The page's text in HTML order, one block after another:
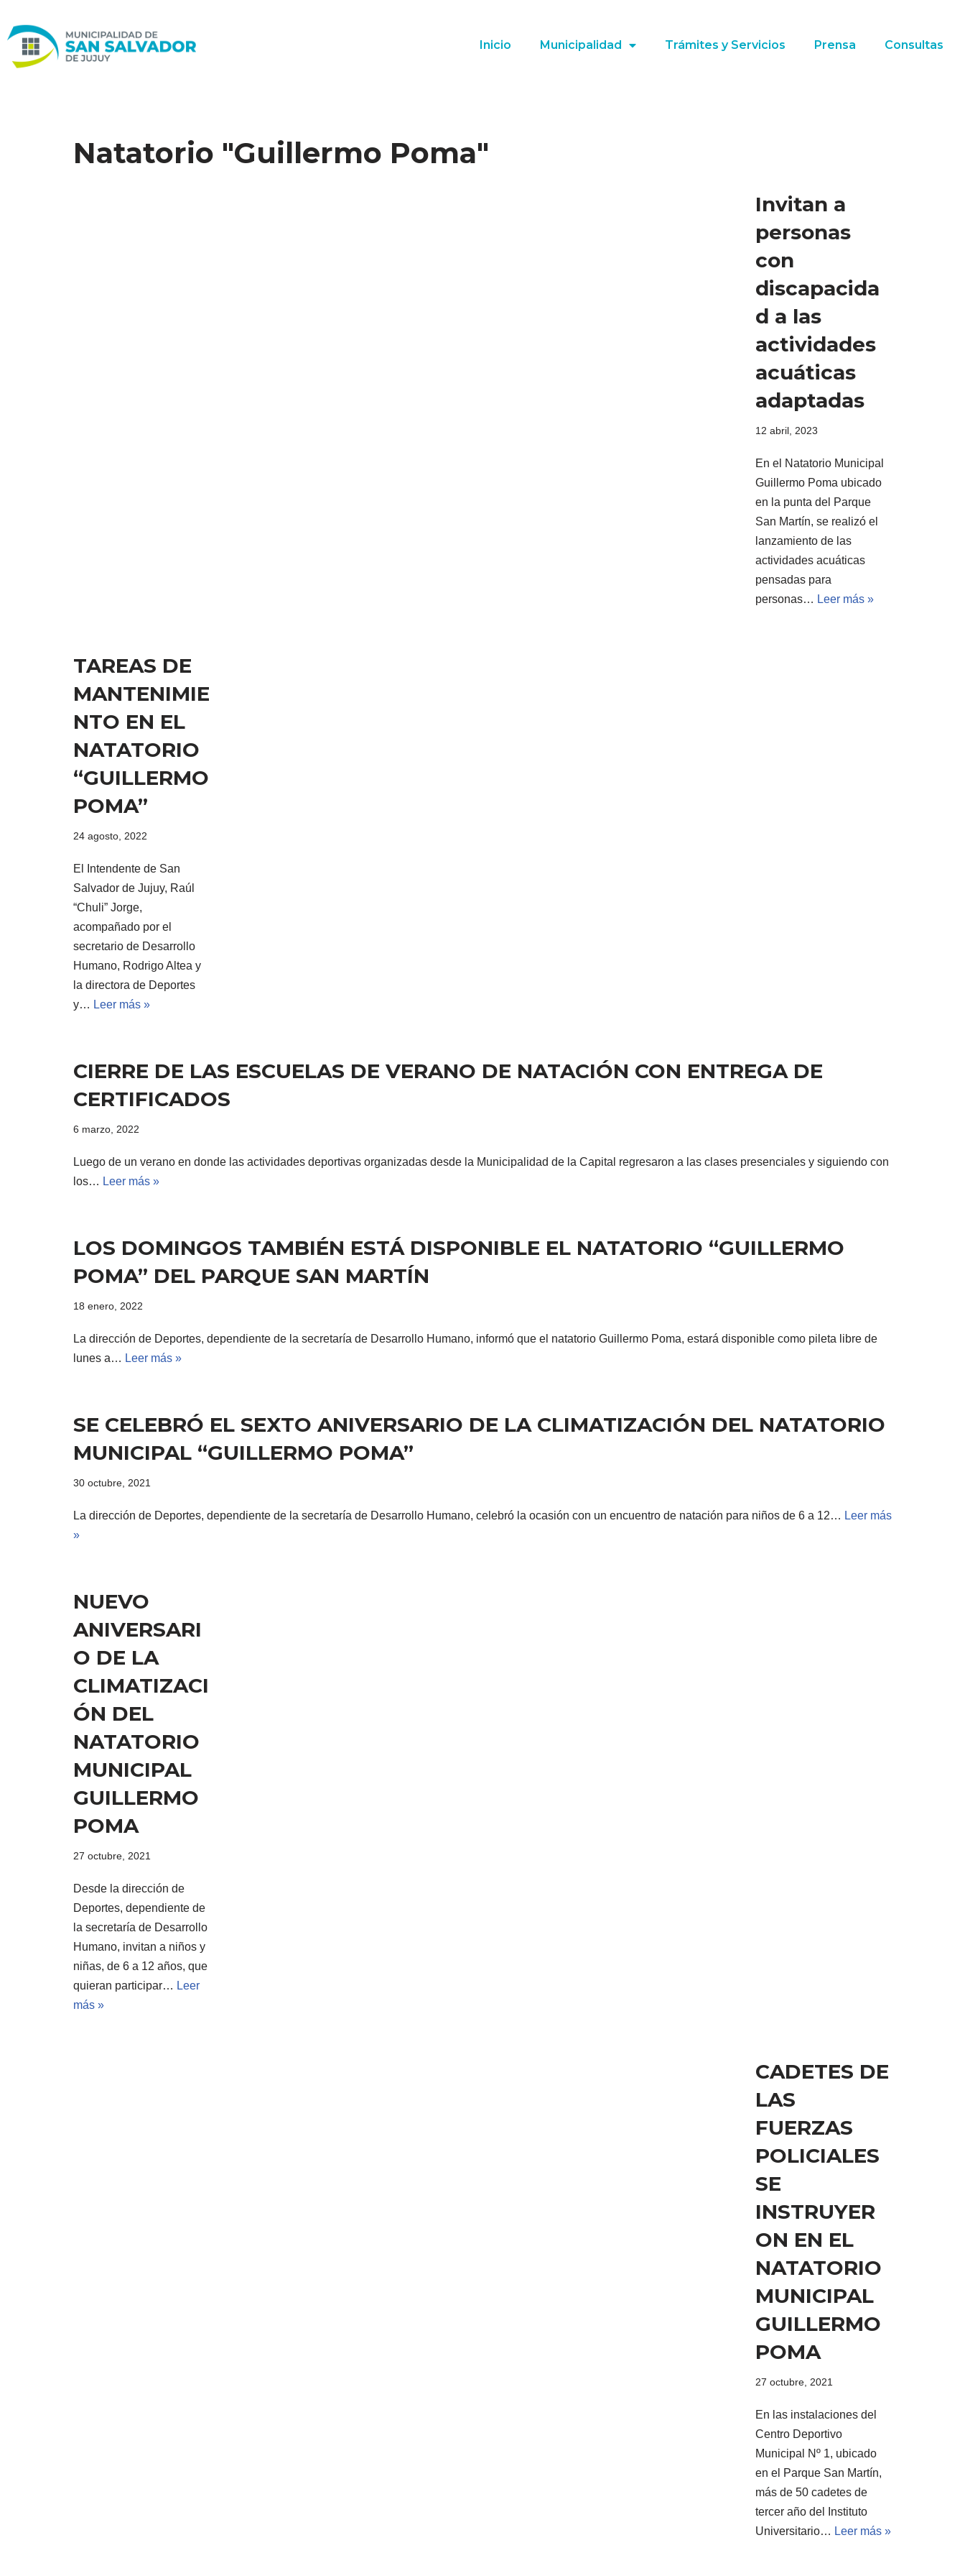
Ir
al
Inicio Municipalidad Trámites y Servicios Prensa Consultas
Natatorio "Guillermo Poma"
Invitan a
personas
con
discapacida
d a las
actividades
acuáticas
adaptadas
12 abril, 2023
En el Natatorio Municipal
Guillermo Poma ubicado
en la punta del Parque
San Martín, se realizó el
lanzamiento de las
actividades acuáticas
pensadas para
personas… Leer más »
TAREAS DE
MANTENIMIE
NTO EN EL
NATATORIO
“GUILLERMO
POMA”
24 agosto, 2022
El Intendente de San
Salvador de Jujuy, Raúl
“Chuli” Jorge,
acompañado por el
secretario de Desarrollo
Humano, Rodrigo Altea y
la directora de Deportes
y… Leer más »
CIERRE DE LAS ESCUELAS DE VERANO DE NATACIÓN CON ENTREGA DE
CERTIFICADOS
6 marzo, 2022
Luego de un verano en donde las actividades deportivas organizadas desde la Municipalidad de la Capital regresaron a las clases presenciales y siguiendo con
los… Leer más »
LOS DOMINGOS TAMBIÉN ESTÁ DISPONIBLE EL NATATORIO “GUILLERMO
POMA” DEL PARQUE SAN MARTÍN
18 enero, 2022
La dirección de Deportes, dependiente de la secretaría de Desarrollo Humano, informó que el natatorio Guillermo Poma, estará disponible como pileta libre de
lunes a… Leer más »
SE CELEBRÓ EL SEXTO ANIVERSARIO DE LA CLIMATIZACIÓN DEL NATATORIO
MUNICIPAL “GUILLERMO POMA”
30 octubre, 2021
La dirección de Deportes, dependiente de la secretaría de Desarrollo Humano, celebró la ocasión con un encuentro de natación para niños de 6 a 12… Leer más
»
NUEVO
ANIVERSARI
O DE LA
CLIMATIZACI
ÓN DEL
NATATORIO
MUNICIPAL
GUILLERMO
POMA
27 octubre, 2021
Desde la dirección de
Deportes, dependiente de
la secretaría de Desarrollo
Humano, invitan a niños y
niñas, de 6 a 12 años, que
quieran participar… Leer
más »
CADETES DE
LAS
FUERZAS
POLICIALES
SE
INSTRUYER
ON EN EL
NATATORIO
MUNICIPAL
GUILLERMO
POMA
27 octubre, 2021
En las instalaciones del
Centro Deportivo
Municipal Nº 1, ubicado
en el Parque San Martín,
más de 50 cadetes de
tercer año del Instituto
Universitario… Leer más »